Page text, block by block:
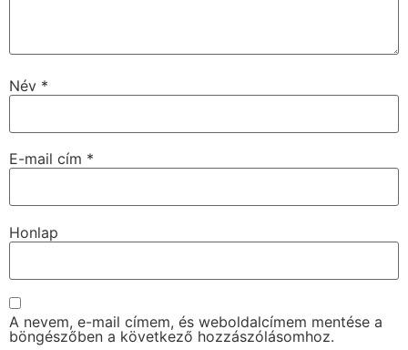
Név *
E-mail cím *
Honlap
A nevem, e-mail címem, és weboldalcímem mentése a
böngészőben a következő hozzászólásomhoz.